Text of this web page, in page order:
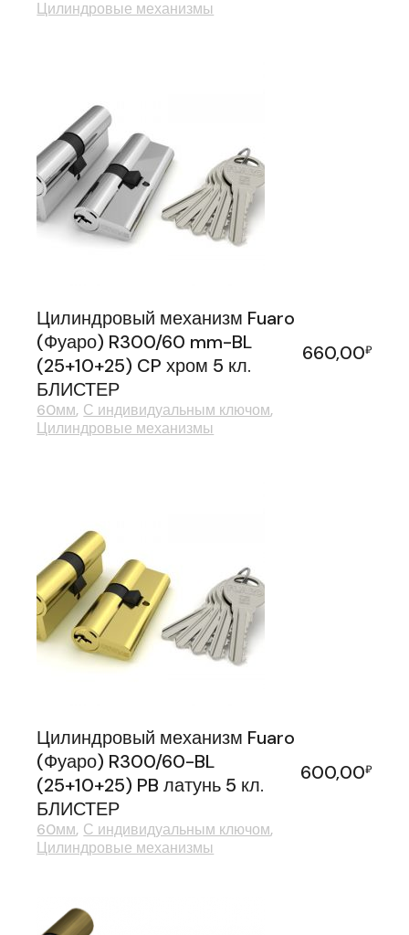
Цилиндровые механизмы
Цилиндровый механизм Fuaro
(Фуаро) R300/60 mm-BL
(25+10+25) CP хром 5 кл.
БЛИСТЕР
660,00₽
60мм С индивидуальным ключом
Цилиндровые механизмы
Цилиндровый механизм Fuaro
(Фуаро) R300/60-BL
(25+10+25) PB латунь 5 кл.
БЛИСТЕР
600,00₽
60мм С индивидуальным ключом
Цилиндровые механизмы